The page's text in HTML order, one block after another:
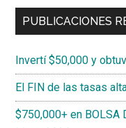
PUBLICACIONES
Invertí $50,000 y
El FIN de las tasas
$750,000+ en BOLSA